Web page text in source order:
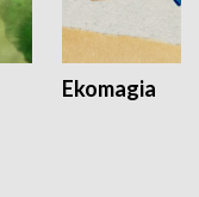
Ekomagia